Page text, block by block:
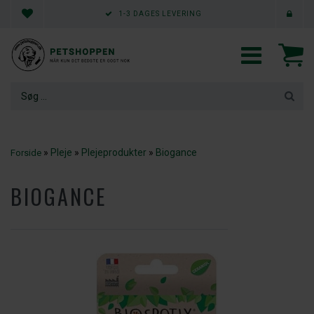
5/5 STJERNER PÅ FACEBOOK - 4,8 PÅ TRUSTPILOT
Forside » Pleje » Plejeprodukter » Biogance
BIOGANCE